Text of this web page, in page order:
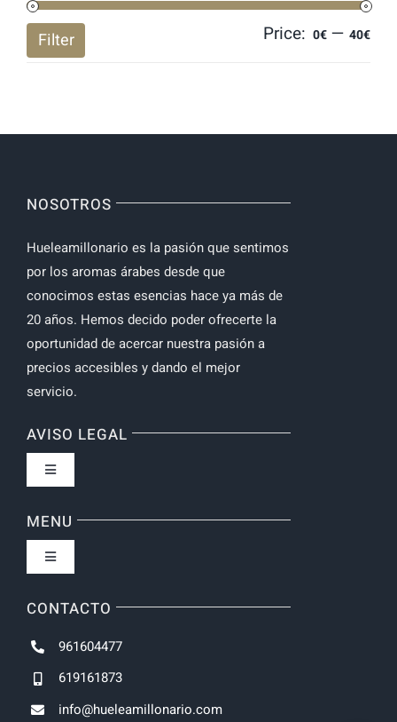
Filter Price: 0€ — 40€
NOSOTROS
Hueleamillonario es la pasión que sentimos
por los aromas árabes desde que
conocimos estas esencias hace ya más de
20 años. Hemos decido poder ofrecerte la
oportunidad de acercar nuestra pasión a
precios accesibles y dando el mejor
servicio.
AVISO LEGAL
Toggle
Política de privacidad
MENU
Toggle
Inicio
CONTACTO
961604477
619161873
info@hueleamillonario.com